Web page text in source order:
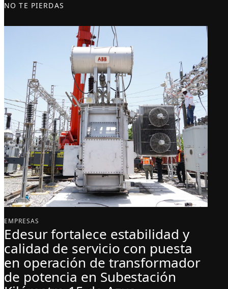
NO TE PIERDAS
EMPRESAS
Edesur fortalece estabilidad y
calidad de servicio con puesta
en operación de transformador
de potencia en Subestación